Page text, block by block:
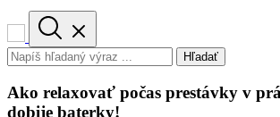
Hľadať
Ako relaxovať počas prestávky v
dobije baterky!